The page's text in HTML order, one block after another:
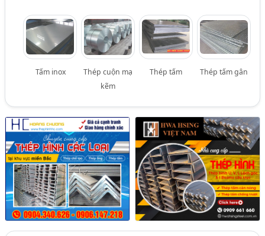
Tấm inox
Thép cuộn mạ
kẽm
Thép tấm Thép tấm gân